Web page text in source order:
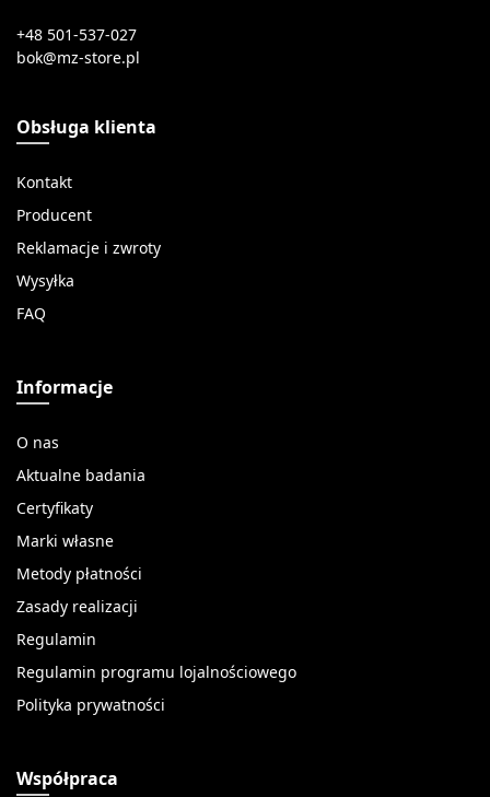
+48 501-537-027
Obsługa klienta
Kontakt
Producent
Reklamacje i zwroty
Wysyłka
FAQ
Informacje
O nas
Aktualne badania
Certyfikaty
Marki własne
Metody płatności
Zasady realizacji
Regulamin
Regulamin programu lojalnościowego
Polityka prywatności
Współpraca